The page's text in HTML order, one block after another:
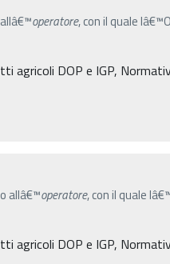
operatore, con il quale
agricoli DOP e IGP,
allâ€™operatore, con il quale
agricoli DOP e IGP,